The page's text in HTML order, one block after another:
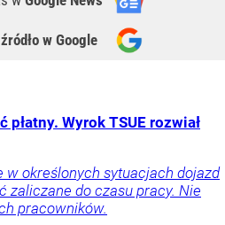
źródło w Google
płatny. Wyrok TSUE rozwiał
w określonych sytuacjach dojazd
zaliczane do czasu pracy. Nie
pracowników.